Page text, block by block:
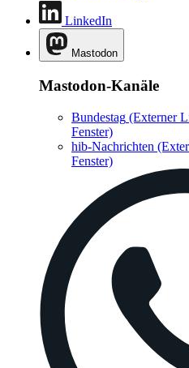
LinkedIn
Mastodon
Mastodon-Kanäle
Bundestag (Externer
Fenster)
hib-Nachrichten
Fenster)